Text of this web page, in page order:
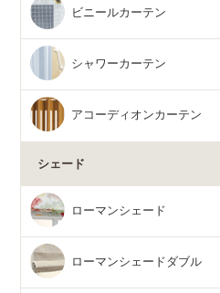
ビニールカーテン
シャワーカーテン
アコーディオンカーテン
シェード
ローマンシェード
ローマンシェードダブル